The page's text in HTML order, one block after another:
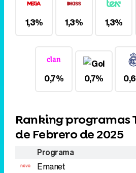
1,3% 1,3% 1,3%
0,7% 0,7%
Ranking programas
de Febrero de 2025
Programa
Emanet